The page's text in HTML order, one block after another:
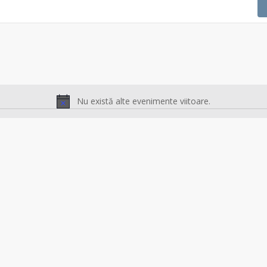
Notificare
Nu există alte evenimente viitoare.